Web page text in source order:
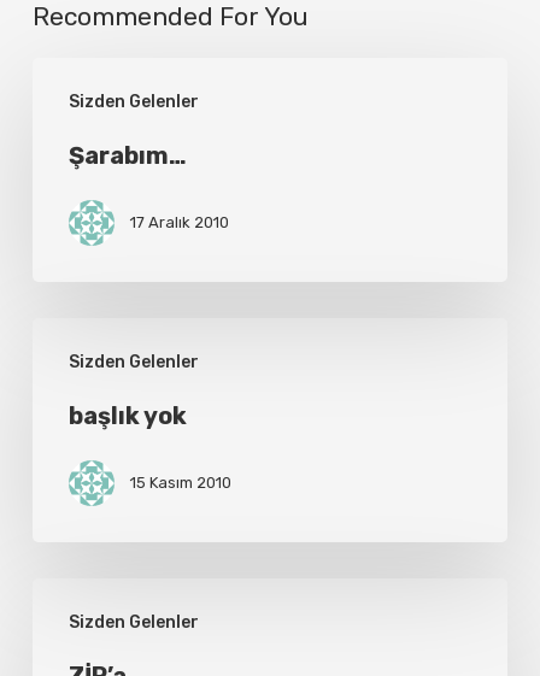
Recommended For You
Sizden Gelenler
Şarabım…
17 Aralık 2010
Sizden Gelenler
başlık yok
15 Kasım 2010
Sizden Gelenler